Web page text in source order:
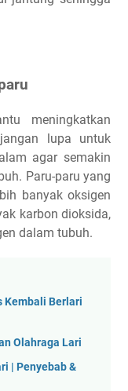
meningkatkan
lupa untuk
agar semakin
Paru-paru yang
banyak oksigen
karbon dioksida,
dalam tubuh.
Kembali Berlari
Olahraga Lari
| Penyebab &